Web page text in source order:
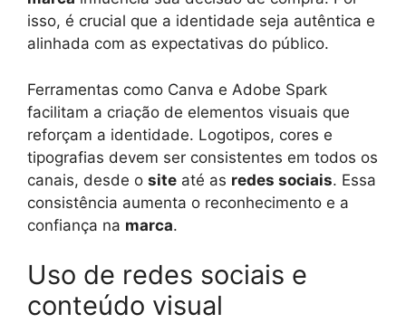
isso, é crucial que a identidade seja autêntica e
alinhada com as expectativas do público.
Ferramentas como Canva e Adobe Spark
facilitam a criação de elementos visuais que
reforçam a identidade. Logotipos, cores e
tipografias devem ser consistentes em todos os
canais, desde o site até as redes sociais. Essa
consistência aumenta o reconhecimento e a
confiança na marca.
Uso de redes sociais e
conteúdo visual